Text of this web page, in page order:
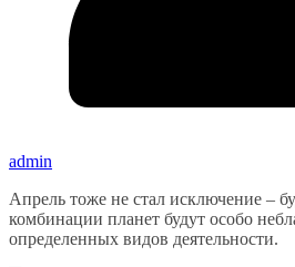
admin
Апрель тоже не стал исключение –
комбинации планет будут особо
определенных видов деятельности.